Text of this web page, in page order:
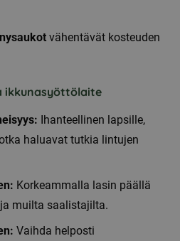
vähentävät kosteuden
ikkunasyöttölaite
Ihanteellinen lapsille,
haluavat tutkia lintujen
Korkeammalla lasin päällä
muilta saalistajilta.
Vaihda helposti